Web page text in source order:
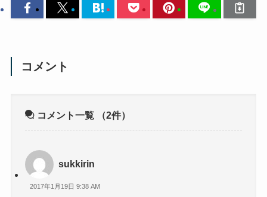
コメント
コメント一覧 （2件）
sukkirin
2017年1月19日 9:38 AM